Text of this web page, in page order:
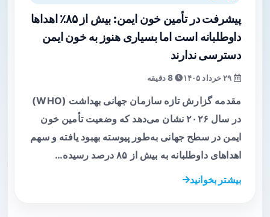
پیشرفت در تأمین خون ایمن: بیش از ۸۵٪ اهداها
داوطلبانه است اما بسیاری هنوز به خون ایمن
دسترسی ندارند
8 دقیقه
مقدمه گزارش تازه سازمان جهانی بهداشت (WHO)
در سال ۲۰۲۶ نشان می‌دهد که وضعیت تأمین خون
ایمن در سطح جهانی به‌طور پیوسته بهبود یافته و سهم
اهداهای داوطلبانه به بیش از ۸۵ درصد رسیده…
بیشتر بخوانید